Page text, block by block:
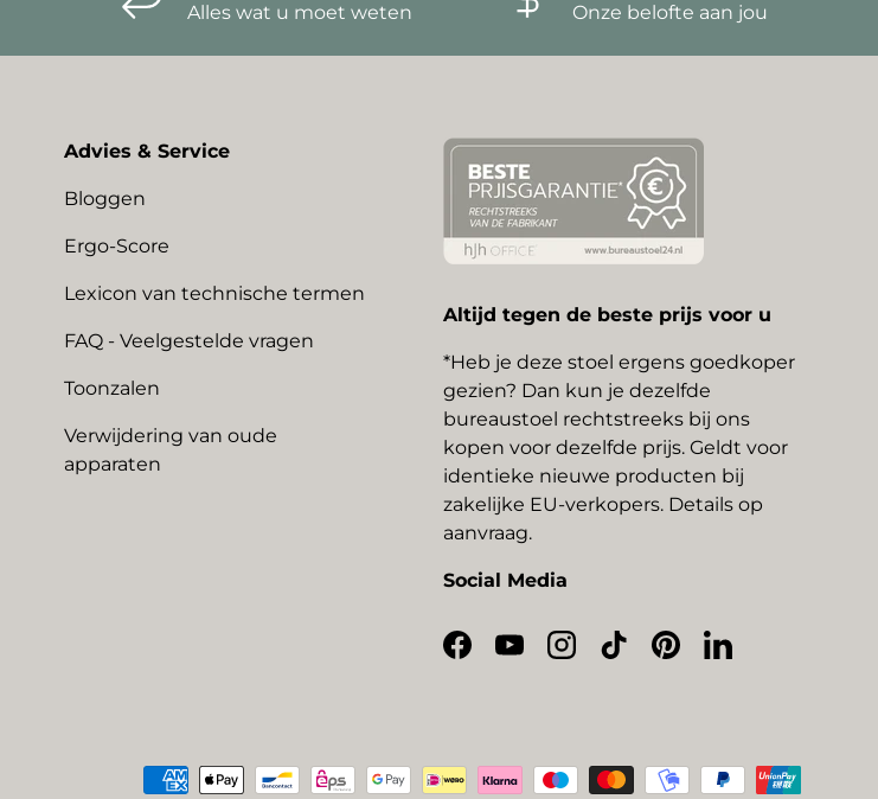
Alles wat u moet weten
Onze belofte aan jou
Advies & Service
Bloggen
Ergo-Score
Lexicon van technische termen
FAQ - Veelgestelde vragen
Toonzalen
Verwijdering van oude
apparaten
Altijd tegen de beste prijs voor u
*Heb je deze stoel ergens goedkoper
gezien? Dan kun je dezelfde
bureaustoel rechtstreeks bij ons
kopen voor dezelfde prijs. Geldt voor
identieke nieuwe producten bij
zakelijke EU-verkopers. Details op
aanvraag.
Social Media
Facebook
YouTubeInstagram
TikTokPinterestLinkedIn
Geaccepteerde betaalmethoden